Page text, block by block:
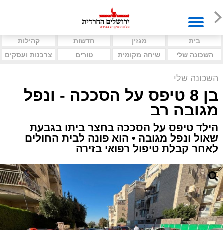
בית מגזין חדשות
קהילות
השכונה שלי
שיחה מקומית טורים צרכנות ועסקים
השכונה שלי
בן 8 טיפס על הסככה - ונפל
מגובה רב
הילד טיפס על הסככה בחצר ביתו בגבעת
שאול ונפל מגובה • הוא פונה לבית החולים
לאחר קבלת טיפול רפואי בזירה